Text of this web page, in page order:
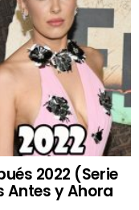
2022 (Serie
Antes y Ahora